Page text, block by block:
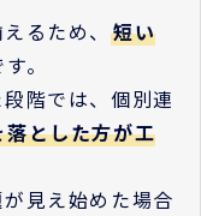
るため、短い
。
階では、個別連
とした方が工
見え始めた場合